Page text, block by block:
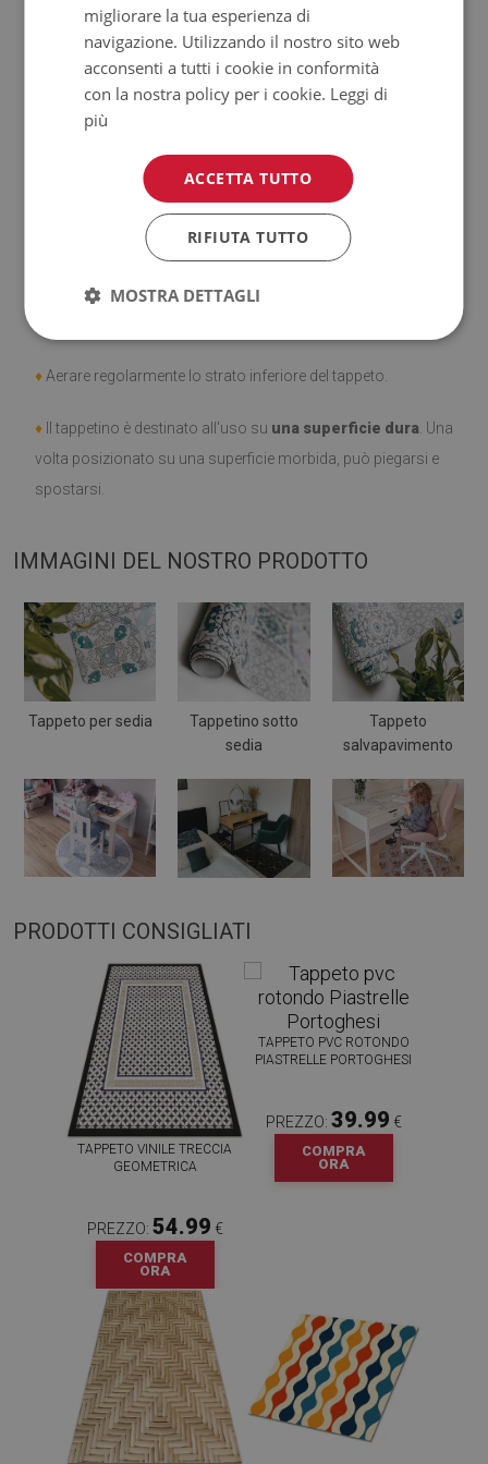
Tappetinon hanno le proprietà antiscivolo;
Prodotto facile da pulire, resistente alle macchie e
all'acqua.
Si ricorda che i danni causati dall'uso dovuto al trascorrere
del tempo (es. abrasioni) non sono soggetti a reclami.
Come prendersi cura del prodotto?
Pulire con un panno umido —non usare prodotti chimici
♦ Aerare regolarmente lo strato inferiore del tappeto.
♦ Il tappetino è destinato all'uso su una superficie dura . Una
volta posizionato su una superficie morbida, può piegarsi e
spostarsi.
IMMAGINI DEL NOSTRO PRODOTTO
Tappeto per sedia
Tappetino sotto
sedia
Tappeto
salvapavimento
PRODOTTI CONSIGLIATI
TAPPETO VINILE TRECCIA
GEOMETRICA
PREZZO: 54.99 €
COMPRA
ORA
TAPPETO PVC ROTONDO
PIASTRELLE PORTOGHESI
PREZZO: 39.99 €
COMPRA
ORA
migliorare la tua esperienza di
navigazione. Utilizzando il nostro sito web
acconsenti a tutti i cookie in conformità
con la nostra policy per i cookie. Leggi di
più
ACCETTA TUTTO
RIFIUTA TUTTO
MOSTRA DETTAGLI